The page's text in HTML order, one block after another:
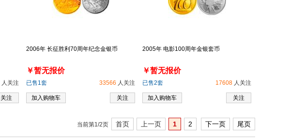
人关注
关注
2006年 长征胜利70周年纪念金银币
￥暂无报价
33566 人关注
已售1套
关注
加入购物车
2005年 电影100周年金银套币
￥暂无报价
17608 人关注
已售2套
关注
加入购物车
当前第1/2页 首页 上一页 1 2 下一页 尾页